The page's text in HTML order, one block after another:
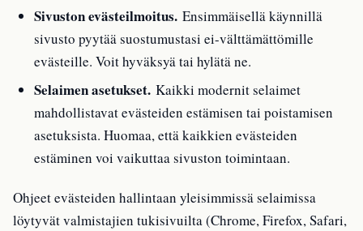
Sivuston evästeilmoitus.Ensimmäisellä käynnillä
sivusto pyytää suostumustasi ei-välttämättömille
evästeille. Voit hyväksyä tai hylätä ne.
Selaimen asetukset.Kaikki modernit selaimet
mahdollistavat evästeiden estämisen tai poistamisen
asetuksista. Huomaa, että kaikkien evästeiden
estäminen voi vaikuttaa sivuston toimintaan.
Ohjeet evästeiden hallintaan yleisimmissä selaimissa
löytyvät valmistajien tukisivuilta (Chrome, Firefox, Safari,